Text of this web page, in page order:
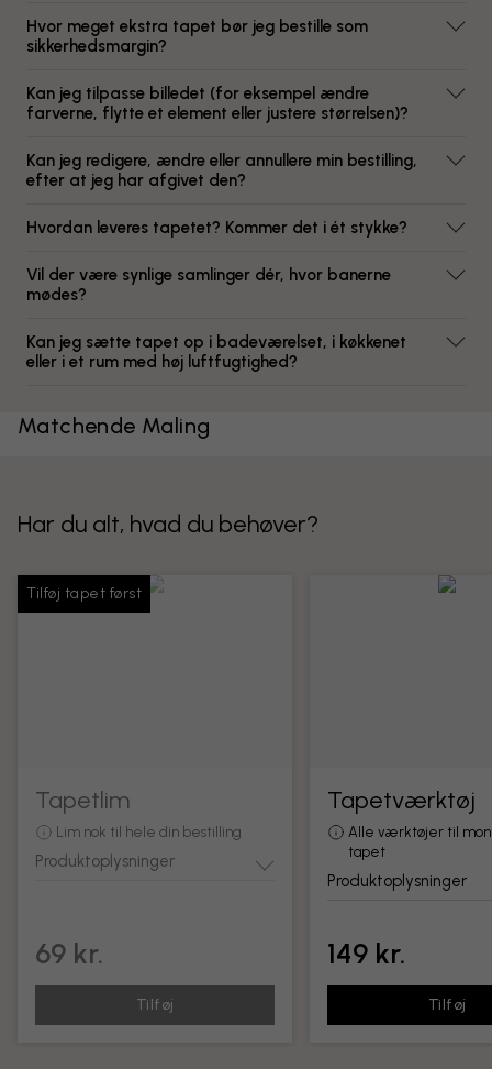
Hvor meget ekstra tapet bør jeg bestille som
sikkerhedsmargin?
Kan jeg tilpasse billedet (for eksempel ændre
farverne, flytte et element eller justere størrelsen)?
Kan jeg redigere, ændre eller annullere min bestilling,
efter at jeg har afgivet den?
Hvordan leveres tapetet? Kommer det i ét stykke?
Vil der være synlige samlinger dér, hvor banerne
mødes?
Kan jeg sætte tapet op i badeværelset, i køkkenet
eller i et rum med høj luftfugtighed?
Matchende Maling
Har du alt, hvad du behøver?
Tilføj tapet først
Tapetlim
Lim nok til hele din bestilling
Produktoplysninger
69 kr.
Tilføj
Tapetværktøj
Alle værktøjer til
tapet
Produktoplysninger
149 kr.
Tilføj